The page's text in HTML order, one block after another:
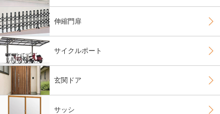
伸縮門扉
サイクルポート
玄関ドア
サッシ